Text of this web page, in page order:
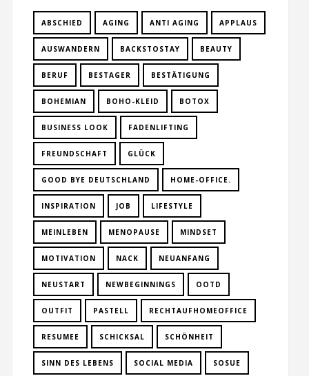
ABSCHIED AGING ANTI AGING APPLAUS
AUSWANDERN BACKSTOSTAY BEAUTY
BERUF BESTAGER BESTÄTIGUNG
BOHEMIAN BOHO-KLEID BOTOX
BUSINESS LOOK FADENLIFTING
FREUNDSCHAFT GLÜCK
GOOD BYE DEUTSCHLAND HOME-OFFICE.
INSPIRATION JOB LIFESTYLE
MEINLEBEN MENOPAUSE MINDSET
MOTIVATION NACK NEUANFANG
NEUSTART NEWBEGINNINGS OOTD
OUTFIT PASTELL RECHTAUFHOMEOFFICE
RESUMEE SCHICKSAL SCHÖNHEIT
SINN DES LEBENS SOCIAL MEDIA SOSUE